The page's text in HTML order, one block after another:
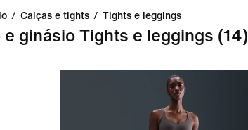
/ Calças e tights / Tights e leggings
e ginásio Tights e leggings (14)